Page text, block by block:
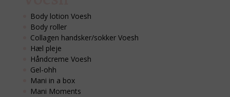
Body lotion Voesh
Body roller
Collagen handsker/sokker Voesh
Hæl pleje
Håndcreme Voesh
Gel-ohh
Mani in a box
Mani Moments